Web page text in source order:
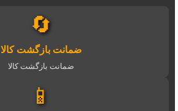
🔄
ضمانت بازگشت کالا
ضمانت بازگشت کالا
📱